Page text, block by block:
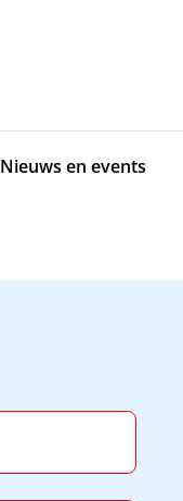
Nieuws en events